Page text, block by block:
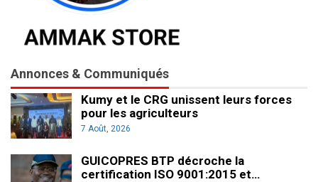
Annonces & Communiqués
Kumy et le CRG unissent leurs forces
pour les agriculteurs
7 Août, 2026
GUICOPRES BTP décroche la
certification ISO 9001:2015 et…